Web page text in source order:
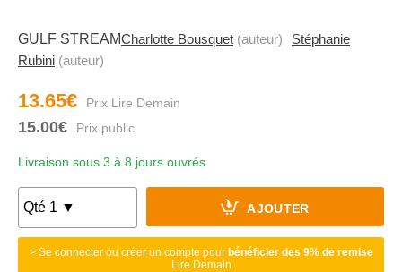
GULF STREAMCharlotte Bousquet (auteur)
Stéphanie
Rubini (auteur)
13.65€
15.00€
Livraison sous 3 à 8 jours ouvrés
AJOUTER
> Se connecter ou créer un compte pour bénéficier des 9% de remise
Lire Demain